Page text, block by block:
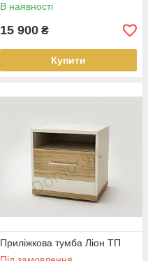
В наявності
15 900 ₴
Купити
Приліжкова тумба Ліон ТП